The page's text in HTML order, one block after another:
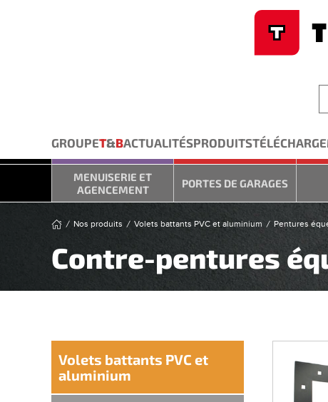
GROUPET&BACTUALITÉSPRODUITS
MENUISERIE ET
AGENCEMENT
PORTES DE GARAGES
Nos produits Volets battants PVC et aluminium Pentures
Contre-pentures
Volets battants PVC et
aluminium